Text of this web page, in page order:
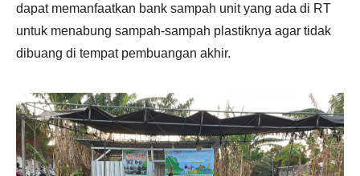
dapat memanfaatkan bank sampah unit yang ada di RT
untuk menabung sampah-sampah plastiknya agar tidak
dibuang di tempat pembuangan akhir.